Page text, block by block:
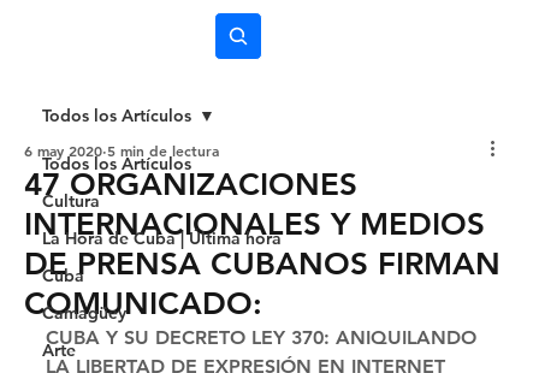
Todos los Artículos
Cultura
La Hora de Cuba | Última hora
Cuba
Camagüey
Arte
Todos los Artículos
47 ORGANIZACIONES
INTERNACIONALES Y MEDIOS
DE PRENSA CUBANOS FIRMAN
COMUNICADO:
6 may 2020 5 min de lectura
CUBA Y SU DECRETO LEY 370: ANIQUILANDO
LA LIBERTAD DE EXPRESIÓN EN INTERNET